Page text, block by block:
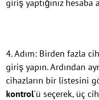
giriş yaptığınız hesaba
4. Adım: Birden fazla
giriş yapın. Ardından
cihazların bir listesini
kontrol'ü seçerek, üç